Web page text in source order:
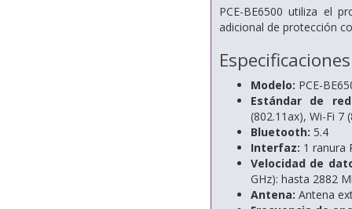
PCE-BE6500 utiliza el
adicional de protección
Especificaciones
Modelo: PCE-
Estándar de
(802.11ax), Wi-Fi 7
Bluetooth: 5.4
Interfaz: 1 ranura
Velocidad de
GHz): hasta 2882
Antena: Antena